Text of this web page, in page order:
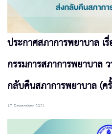
ประกาศสภาการพยาบาล เ
กรรมการสภาการพยาบาล
กลับคืนสภาการพยาบาล (ค
17 December 2021